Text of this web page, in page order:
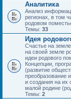
Аналитика
Анализ
регионах, в том
родовом
Темы: 33
Идея
Счастье на
на своей земле
идеи родового
Концепции,
(развитие
преобразование
и создания на их
малой родине
Темы: 2